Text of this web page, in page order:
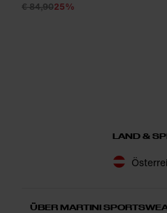
€ 84,9025%
LAND &
ÜBER MARTINI